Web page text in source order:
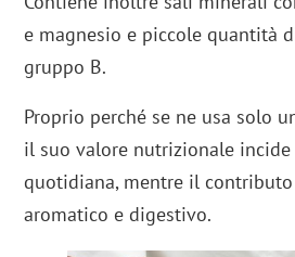
e magnesio e piccole quantità
gruppo B.
Proprio perché se ne usa solo
il suo valore nutrizionale
quotidiana, mentre il
aromatico e digestivo.